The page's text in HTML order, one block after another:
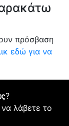
πρόσβαση
εδώ για να
?
λάβετε το